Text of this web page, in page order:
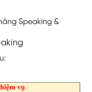
Speaking &